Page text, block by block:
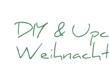
DIY &